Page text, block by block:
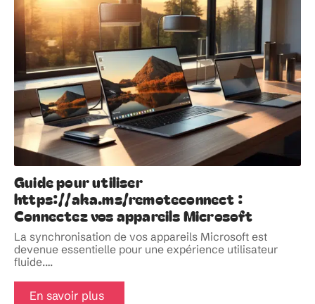
Guide pour utiliser
https://aka.ms/remoteconnect :
Connectez vos appareils Microsoft
La synchronisation de vos appareils Microsoft est
devenue essentielle pour une expérience utilisateur
fluide.…
En savoir plus